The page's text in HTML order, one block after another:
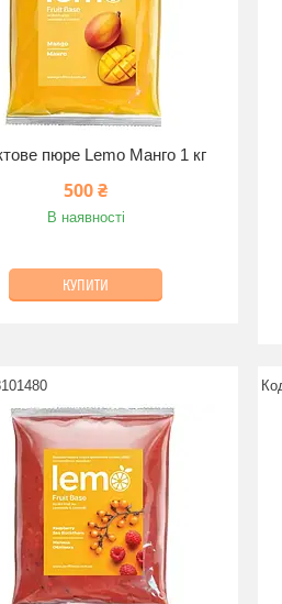
пюре Lemo Манго 1 кг
500 ₴
В наявності
КУПИТИ